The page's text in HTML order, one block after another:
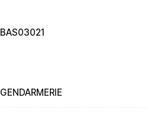
BAS03021
GENDARMERIE